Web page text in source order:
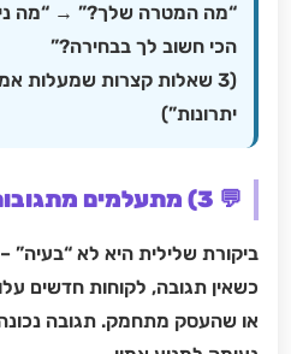
“מה המטרה שלך?” → “מה
הכי חשוב לך בבחירה?”
(3 שאלות קצרות שמעלות
יתרונות”)
💬 3) מתעלמים מתגובות שליליות
ביקורת שלילית היא לא
כשאין תגובה, לקוחות חדשים
או שהעסק מתחמק. תגובה נכונה